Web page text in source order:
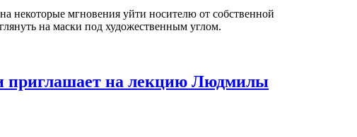
некоторые мгновения уйти носителю от собственной
на маски под художественным углом.
приглашает на лекцию Людмилы